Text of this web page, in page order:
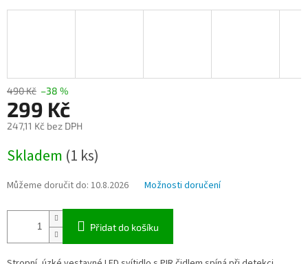
490 Kč –38 %
299 Kč
247,11 Kč bez DPH
cena:
Skladem (1 ks)
Můžeme doručit do: 10.8.2026 Možnosti doručení
Přidat do košíku